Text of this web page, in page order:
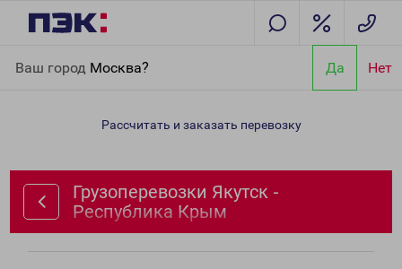
Ваш город Москва? Да Нет
Крым
Рассчитать и заказать перевозку
Грузоперевозки Якутск -
Республика Крым